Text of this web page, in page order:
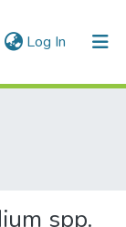
Log In (current)
spp.